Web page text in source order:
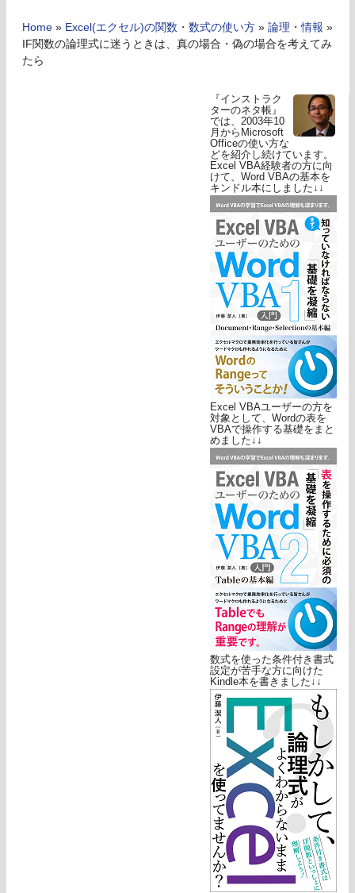
Home » Excel(エクセル)の関数・数式の使い方 » 論理・情報 »
IF関数の論理式に迷うときは、真の場合・偽の場合を考えてみ
たら
『インストラク
ターのネタ帳』
では、2003年10
月からMicrosoft
Officeの使い方な
どを紹介し続けています。
Excel VBA経験者の方に向
けて、Word VBAの基本を
キンドル本にしました↓↓
Excel VBAユーザーの方を
対象として、Wordの表を
VBAで操作する基礎をまと
めました↓↓
数式を使った条件付き書式
設定が苦手な方に向けた
Kindle本を書きました↓↓